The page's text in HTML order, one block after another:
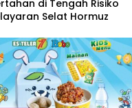
di Tengah Risiko
Selat Hormuz